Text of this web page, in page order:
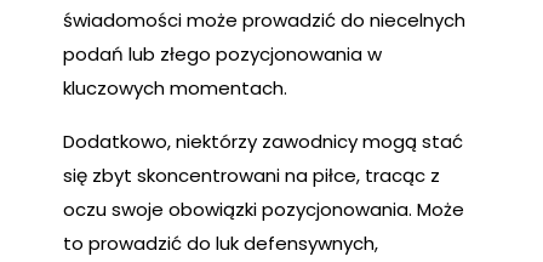
świadomości może prowadzić do niecelnych
podań lub złego pozycjonowania w
kluczowych momentach.
Dodatkowo, niektórzy zawodnicy mogą stać
się zbyt skoncentrowani na piłce, tracąc z
oczu swoje obowiązki pozycjonowania. Może
to prowadzić do luk defensywnych,